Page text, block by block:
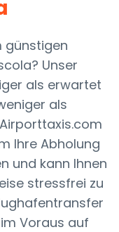
günstigen
Unser
als erwartet
als
Ihre Abholung
und kann Ihnen
stressfrei zu
Voraus auf